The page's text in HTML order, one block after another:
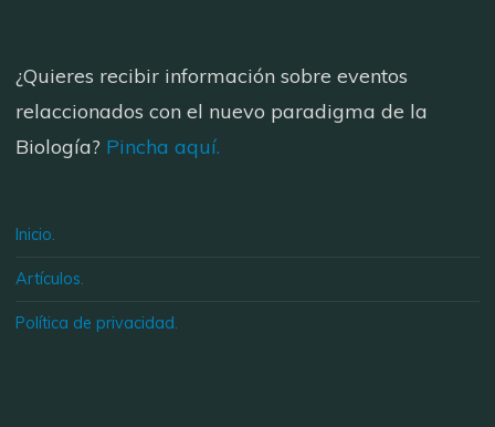
¿Quieres recibir información sobre eventos
relaccionados con el nuevo paradigma de la
Biología? Pincha aquí.
Inicio.
Artículos.
Política de privacidad.